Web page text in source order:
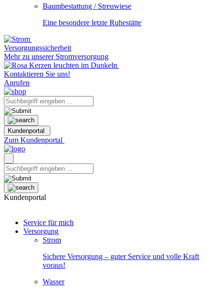
Baumbestattung / Streuwiese
Eine besondere letzte Ruhestätte
Versorgungssicherheit
Mehr zu unserer Stromversorgung
Kontaktieren Sie uns!
Anrufen
Kundenportal
Zum Kundenportal
Kundenportal
Service für mich
Versorgung
Strom
Sichere Versorgung – guter Service und volle Kraft
voraus!
Wasser